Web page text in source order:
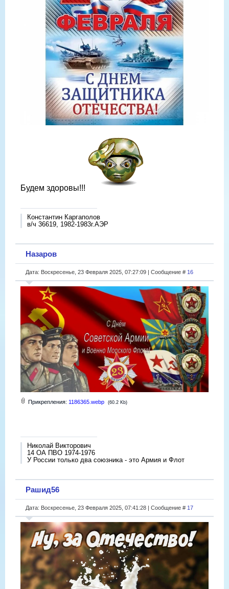
Будем здоровы!!!
Константин Каргаполов
в/ч 36619, 1982-1983г.АЭР
Назаров
Дата: Воскресенье, 23 Февраля 2025, 07:27:09 | Сообщение # 16
Прикрепления: 1186365.webp (60.2 Kb)
Николай Викторович
14 ОА ПВО 1974-1976
У России только два союзника - это Армия и Флот
Рашид56
Дата: Воскресенье, 23 Февраля 2025, 07:41:28 | Сообщение # 17